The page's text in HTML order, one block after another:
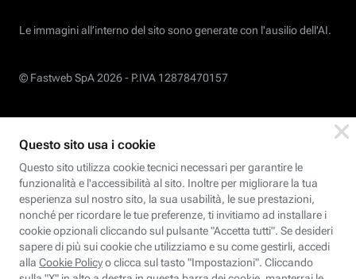
Le immagini all’interno del sito sono generate con l'ausilio dell'AI.
© Fastweb SpA 2026 - P.IVA 12878470157